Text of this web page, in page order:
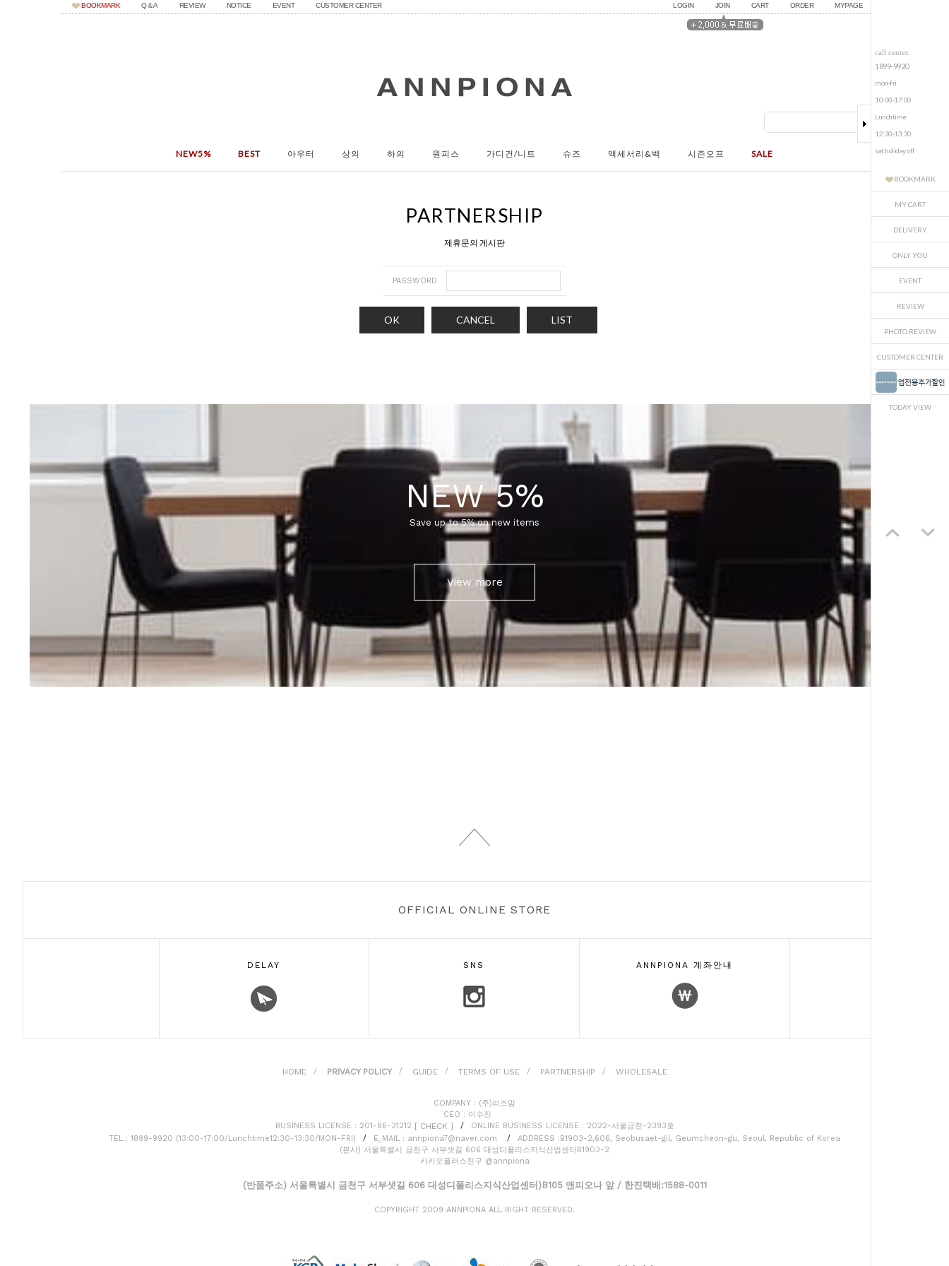
BOOKMARK Q＆A REVIEW NOTICE EVENT CUSTOMER CENTER LOGIN JOIN CART ORDER MYPAGE
NEW5% BEST 아우터 상의 하의 원피스 가디건/니트 슈즈 액세서리&백 시즌오프 SALE
call center.
1899-9920
mon-fri
10:00-17:00
Lunchtime
12:30-13:30
sat.holiday off
BOOKMARK
MY CART
DELIVERY
ONLY YOU
EVENT
REVIEW
PHOTO REVIEW
CUSTOMER CENTER
TODAY VIEW
PARTNERSHIP
제휴문의 게시판
PASSWORD
OK CANCEL LIST
NEW 5%
Save up to 5% on new items
View more
OFFICIAL ONLINE STORE
DELAY SNS ANNPIONA 계좌안내
HOME / PRIVACY POLICY / GUIDE / TERMS OF USE / PARTNERSHIP / WHOLESALE
COMPANY : (주)리즈맘
CEO : 이수진
BUSINESS LICENSE : 201-86-31212 [ CHECK ] /
ONLINE BUSINESS LICENSE : 2022-서울금천-2393호
TEL : 1899-9920 (13:00-17:00/Lunchtime12:30-13:30/MON-FRI)
/ E_MAIL : annpiona7@naver.com /
ADDRESS :B1903-2,606, Seobusaet-gil, Geumcheon-gu, Seoul, Republic of Korea
(본사) 서울특별시 금천구 서부샛길 606 대성디폴리스지식산업센터B1903-2
카카오플러스친구 @annpiona
(반품주소) 서울특별시 금천구 서부샛길 606 대성디폴리스지식산업센터)B105 앤피오나 앞 / 한진택배:1588-0011
COPYRIGHT 2009 ANNPIONA ALL RIGHT RESERVED.